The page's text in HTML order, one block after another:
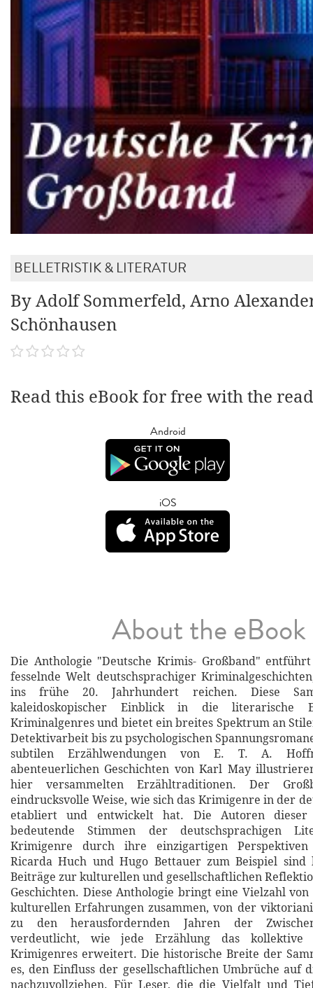
BELLETRISTIK & LITERATUR
By Adolf Sommerfeld, Arno
Schönhausen
Read this eBook for free with the
Android
iOS
About the eBook
Die Anthologie "Deutsche Krimis- Großband"
fesselnde Welt deutschsprachiger
ins frühe 20. Jahrhundert reichen. Diese
kaleidoskopischer Einblick in die literarische
Kriminalgenres und bietet ein breites Spektrum an
Detektivarbeit bis zu psychologischen
subtilen Erzählwendungen von E. T. A.
abenteuerlichen Geschichten von Karl May
hier versammelten Erzähltraditionen. Der
eindrucksvolle Weise, wie sich das Krimigenre in der
etabliert und entwickelt hat. Die Autoren dieser
bedeutende Stimmen der deutschsprachigen
Krimigenre durch ihre einzigartigen
Ricarda Huch und Hugo Bettauer zum Beispiel
Beiträge zur kulturellen und gesellschaftlichen
Geschichten. Diese Anthologie bringt eine Vielzahl
kulturellen Erfahrungen zusammen, von der
zu den herausfordernden Jahren der
verdeutlicht, wie jede Erzählung das kollektive
Krimigenres erweitert. Die historische Breite der
es, den Einfluss der gesellschaftlichen Umbrüche auf
nachzuvollziehen. Für Leser, die die Vielfalt und